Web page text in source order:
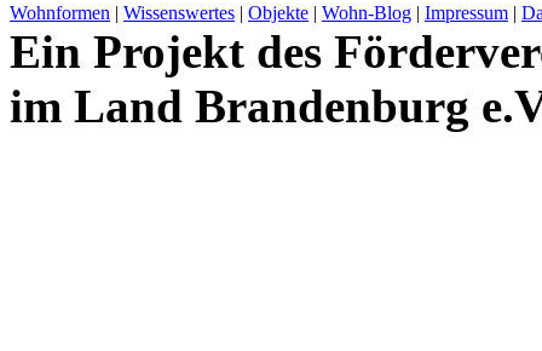
Wohnformen | Wissenswertes | Objekte | Wohn-Blog | Impressum |
Ein Projekt des
im Land Brandenburg